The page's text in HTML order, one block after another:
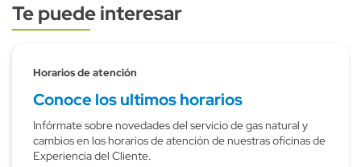
Subtitulo
Te puede interesar
Horarios de atención
Conoce los ultimos horarios
Infórmate sobre novedades del servicio de gas natural y
cambios en los horarios de atención de nuestras oficinas de
Experiencia del Cliente.